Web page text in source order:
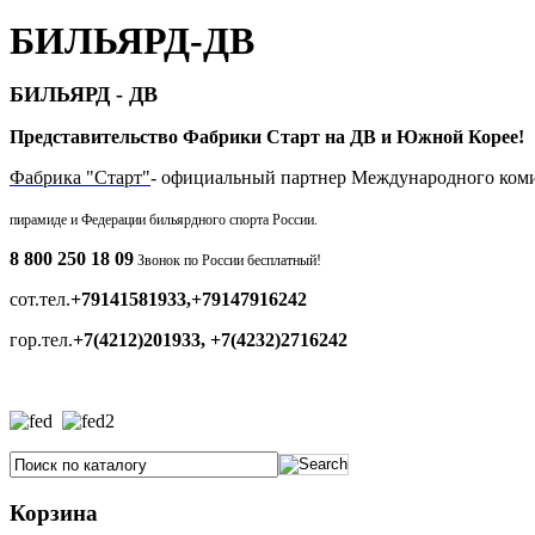
БИЛЬЯРД-ДВ
БИЛЬЯРД - ДВ
Представительство Фабрики Старт на ДВ и Южной Корее!
Фабрика "Старт"- официальный партнер Международного
пирамиде и Федерации бильярдного спорта России.
8 800 250 18 09 Звонок по России бесплатный!
сот.тел.+79141581933,+79147916242
гор.тел.+7(4212)201933, +7(4232)2716242
Корзина